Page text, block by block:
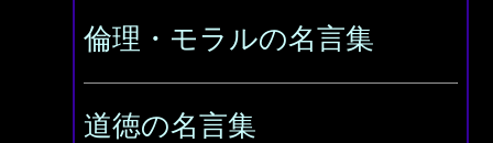
倫理・モラルの名言集
道徳の名言集